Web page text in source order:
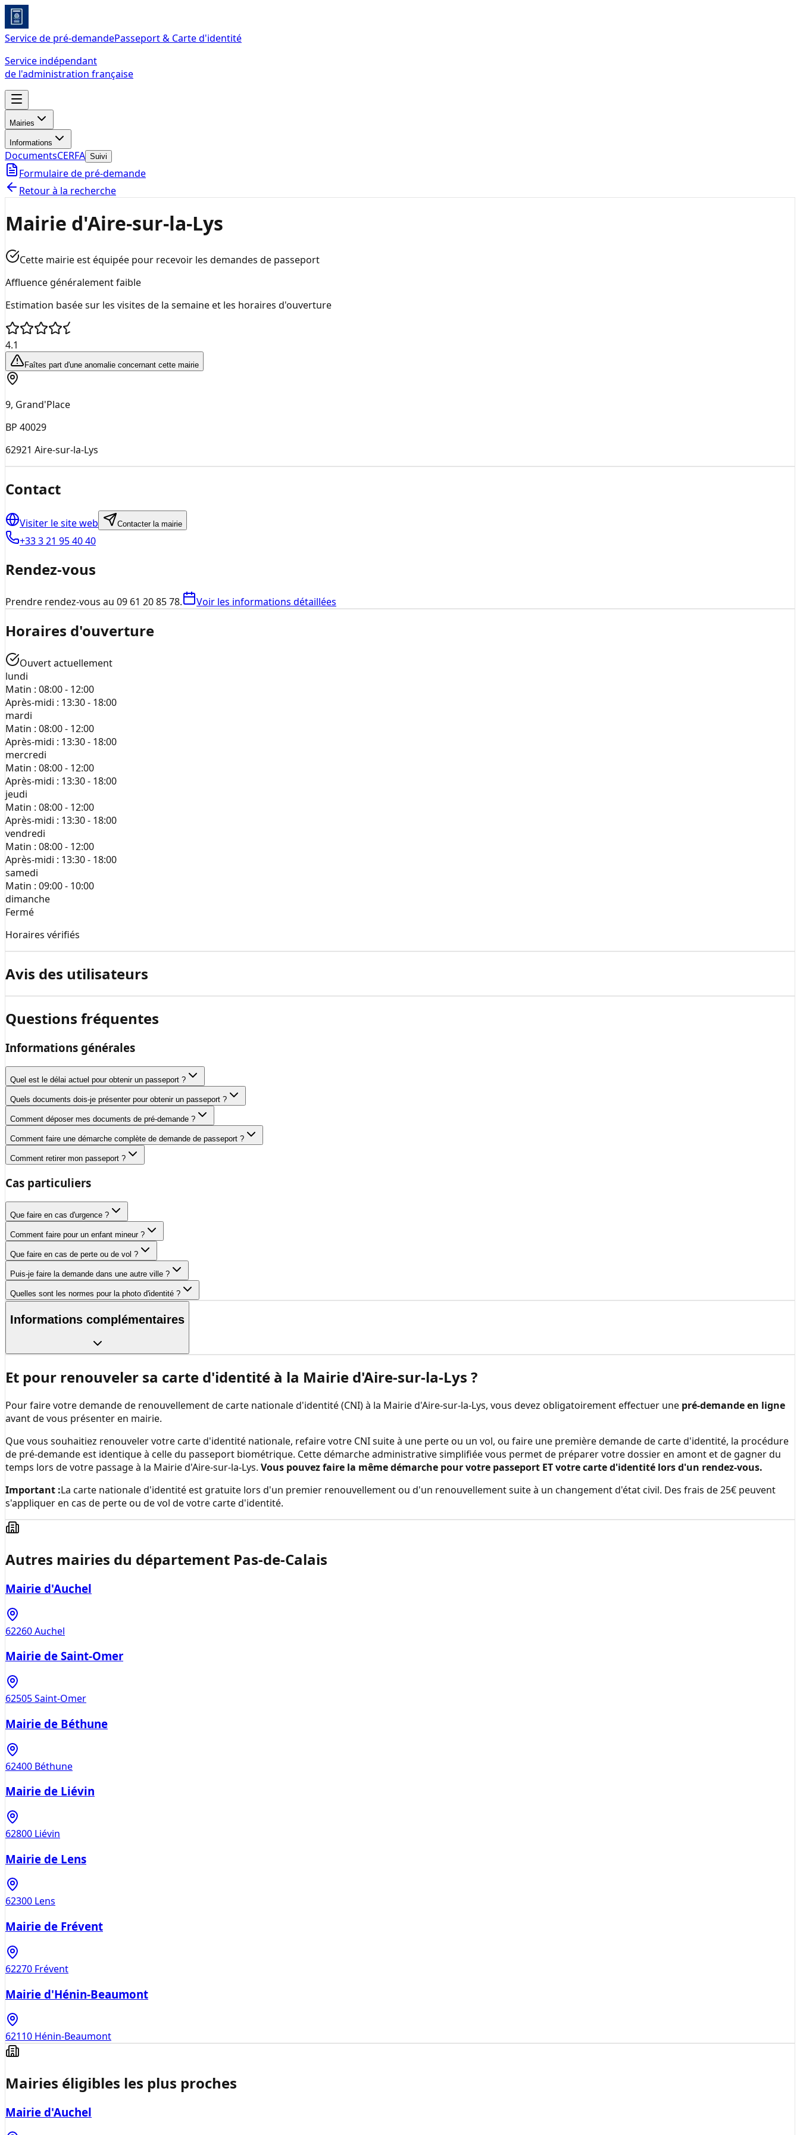
Service de pré-demandePasseport & Carte d'identité
Service indépendant
de l'administration française
Mairies
Informations
DocumentsCERFA Suivi
Formulaire de pré-demande
Retour à la recherche
Mairie d'Aire-sur-la-Lys
Cette mairie est équipée pour recevoir les demandes de passeport
Affluence généralement faible
Estimation basée sur les visites de la semaine et les horaires d'ouverture
4.1
Faîtes part d'une anomalie concernant cette mairie
9, Grand'Place
BP 40029
62921 Aire-sur-la-Lys
Contact
Visiter le site web Contacter la mairie
+33 3 21 95 40 40
Rendez-vous
Prendre rendez-vous au 09 61 20 85 78. Voir les informations détaillées
Horaires d'ouverture
Ouvert actuellement
lundi
Matin : 08:00 - 12:00
Après-midi : 13:30 - 18:00
mardi
Matin : 08:00 - 12:00
Après-midi : 13:30 - 18:00
mercredi
Matin : 08:00 - 12:00
Après-midi : 13:30 - 18:00
jeudi
Matin : 08:00 - 12:00
Après-midi : 13:30 - 18:00
vendredi
Matin : 08:00 - 12:00
Après-midi : 13:30 - 18:00
samedi
Matin : 09:00 - 10:00
dimanche
Fermé
Horaires vérifiés
Avis des utilisateurs
Questions fréquentes
Informations générales
Quel est le délai actuel pour obtenir un passeport ?
Quels documents dois-je présenter pour obtenir un passeport ?
Comment déposer mes documents de pré-demande ?
Comment faire une démarche complète de demande de passeport ?
Comment retirer mon passeport ?
Cas particuliers
Que faire en cas d'urgence ?
Comment faire pour un enfant mineur ?
Que faire en cas de perte ou de vol ?
Puis-je faire la demande dans une autre ville ?
Quelles sont les normes pour la photo d'identité ?
Informations complémentaires
Et pour renouveler sa carte d'identité à la Mairie d'Aire-sur-la-Lys ?
Pour faire votre demande de renouvellement de carte nationale d'identité (CNI) à la Mairie d'Aire-sur-la-Lys, vous devez obligatoirement effectuer une pré-demande en ligne
avant de vous présenter en mairie.
Que vous souhaitiez renouveler votre carte d'identité nationale, refaire votre CNI suite à une perte ou un vol, ou faire une première demande de carte d'identité, la procédure
de pré-demande est identique à celle du passeport biométrique. Cette démarche administrative simplifiée vous permet de préparer votre dossier en amont et de gagner du
temps lors de votre passage à la Mairie d'Aire-sur-la-Lys. Vous pouvez faire la même démarche pour votre passeport ET votre carte d'identité lors d'un rendez-vous.
Important :La carte nationale d'identité est gratuite lors d'un premier renouvellement ou d'un renouvellement suite à un changement d'état civil. Des frais de 25€ peuvent
s'appliquer en cas de perte ou de vol de votre carte d'identité.
Autres mairies du département Pas-de-Calais
Mairie d'Auchel
62260Auchel
Mairie de Saint-Omer
62505Saint-Omer
Mairie de Béthune
62400 Béthune
Mairie de Liévin
62800 Liévin
Mairie de Lens
62300 Lens
Mairie de Frévent
62270 Frévent
Mairie d'Hénin-Beaumont
62110 Hénin-Beaumont
Mairies éligibles les plus proches
Mairie d'Auchel